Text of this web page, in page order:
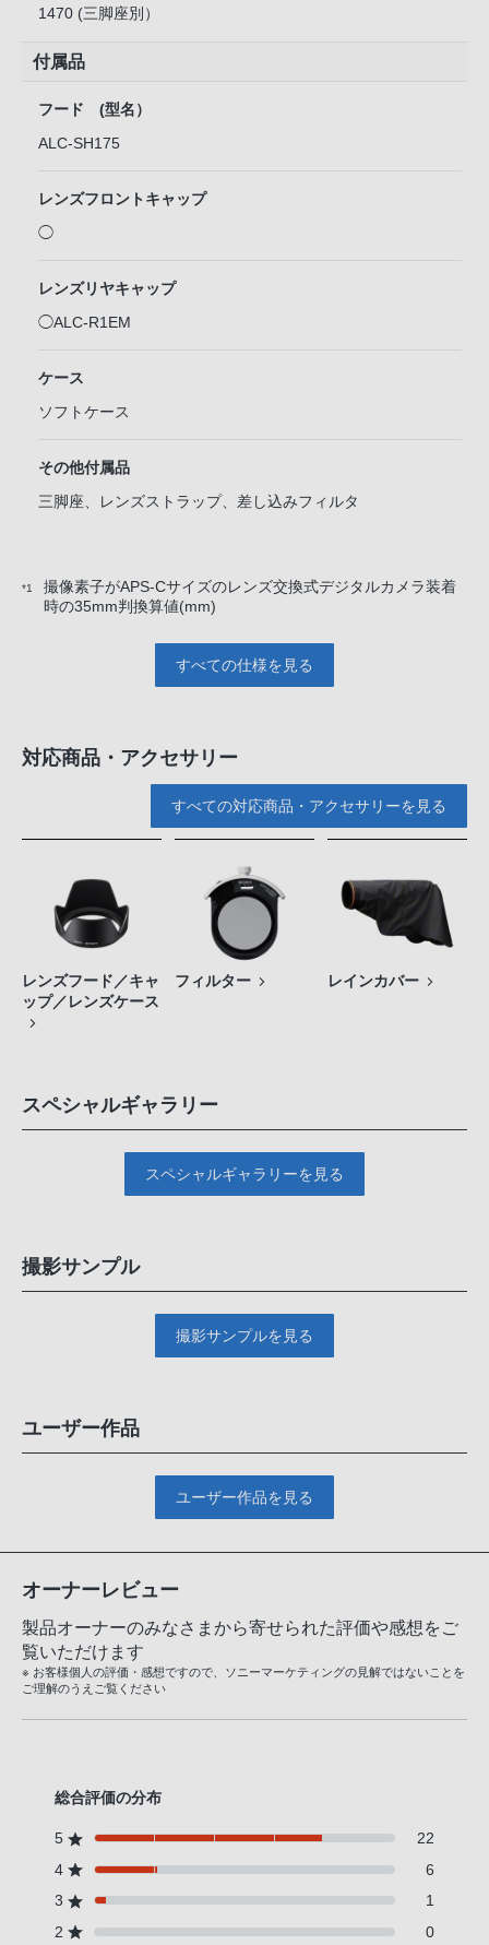
1470 (三脚座別）
付属品
フード (型名）
ALC-SH175
レンズフロントキャップ
◯
レンズリヤキャップ
◯ALC-R1EM
ケース
ソフトケース
その他付属品
三脚座、レンズストラップ、差し込みフィルタ
*1
撮像素子がAPS-Cサイズのレンズ交換式デジタルカメラ装着
時の35mm判換算値(mm)
すべての仕様を見る
対応商品・アクセサリー
すべての対応商品・アクセサリーを見る
レンズフード／キャ
ップ／レンズケース
フィルター レインカバー
スペシャルギャラリー
スペシャルギャラリーを見る
撮影サンプル
撮影サンプルを見る
ユーザー作品
ユーザー作品を見る
オーナーレビュー
製品オーナーのみなさまから寄せられた評価や感想をご
覧いただけます
※ お客様個人の評価・感想ですので、ソニーマーケティングの見解ではないことを
ご理解のうえご覧ください
総合評価の分布
5
22
4
6
3
1
2
0